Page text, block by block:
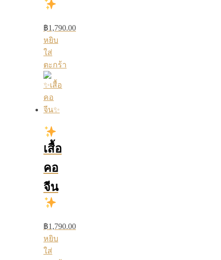
฿1,790.00
หยิบ
ใส่
ตะกร้า
เสื้อ
คอ
จีน
฿1,790.00
หยิบ
ใส่